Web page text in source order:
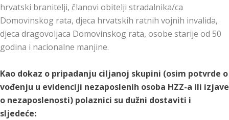
hrvatski branitelji, članovi obitelji stradalnika/ca
Domovinskog rata, djeca hrvatskih ratnih vojnih invalida,
djeca dragovoljaca Domovinskog rata, osobe starije od 50
godina i nacionalne manjine.
Kao dokaz o pripadanju ciljanoj skupini (osim potvrde o
vođenju u evidenciji nezaposlenih osoba HZZ-a ili izjave
o nezaposlenosti) polaznici su dužni dostaviti i
sljedeće: